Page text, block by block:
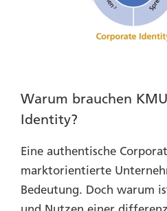
Warum brauchen
Identity?
Eine authentische
marktorientierte
Bedeutung. Doch warum